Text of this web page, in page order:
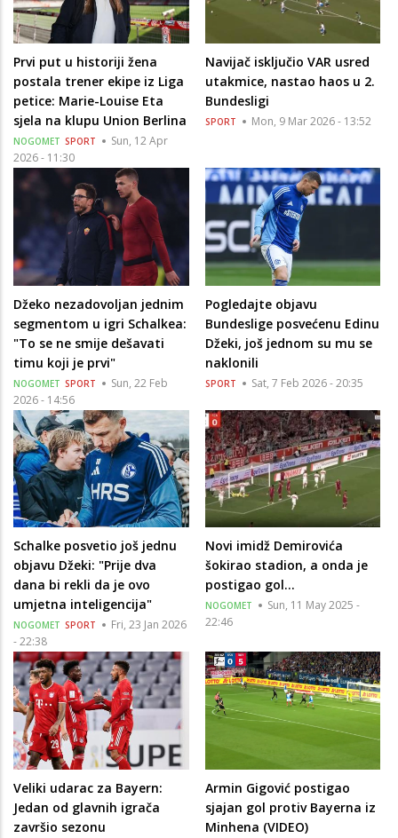
Prvi put u historiji žena
postala trener ekipe iz Liga
petice: Marie-Louise Eta
sjela na klupu Union Berlina
NOGOMET SPORT
Sun, 12 Apr
2026 - 11:30
Navijač isključio VAR usred
utakmice, nastao haos u 2.
Bundesligi
SPORT Mon, 9 Mar 2026 - 13:52
Džeko nezadovoljan jednim
segmentom u igri Schalkea:
"To se ne smije dešavati
timu koji je prvi"
NOGOMET SPORT
Sun, 22 Feb
2026 - 14:56
Pogledajte objavu
Bundeslige posvećenu Edinu
Džeki, još jednom su mu se
naklonili
SPORT Sat, 7 Feb 2026 - 20:35
Schalke posvetio još jednu
objavu Džeki: "Prije dva
dana bi rekli da je ovo
umjetna inteligencija"
NOGOMET SPORT
Fri, 23 Jan 2026
- 22:38
Novi imidž Demirovića
šokirao stadion, a onda je
postigao gol...
NOGOMET
Sun, 11 May 2025 -
22:46
Veliki udarac za Bayern:
Jedan od glavnih igrača
završio sezonu
Armin Gigović postigao
sjajan gol protiv Bayerna iz
Minhena (VIDEO)